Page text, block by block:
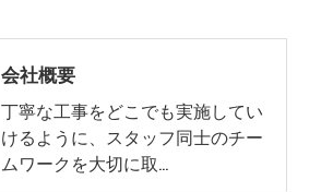
会社概要
丁寧な工事をどこでも実施してい
けるように、スタッフ同士のチー
ムワークを大切に取…